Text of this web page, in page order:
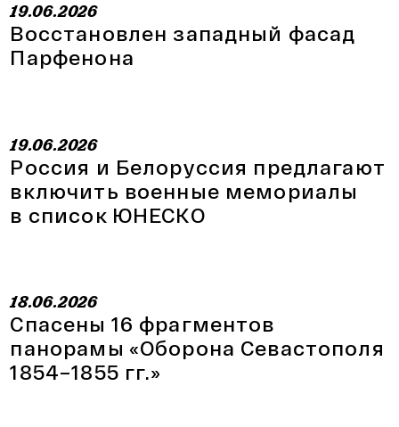
19.06.2026
Восстановлен западный фасад
Парфенона
19.06.2026
Россия и Белоруссия предлагают
включить военные мемориалы
в список ЮНЕСКО
18.06.2026
Спасены 16 фрагментов
панорамы «Оборона Севастополя
1854–1855 гг.»